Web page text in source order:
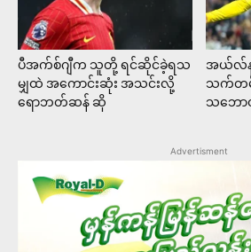
ပီအက်စ်ဂျီက သူတို့ ရင်ဆိုင်ခဲ့ရသ
မျှထဲ အကောင်းဆုံး အသင်းလို့
ရောဘတ်ဆန် ဆို
အယ်လ်န
သက်တမ်
သဘေ
Advertisment